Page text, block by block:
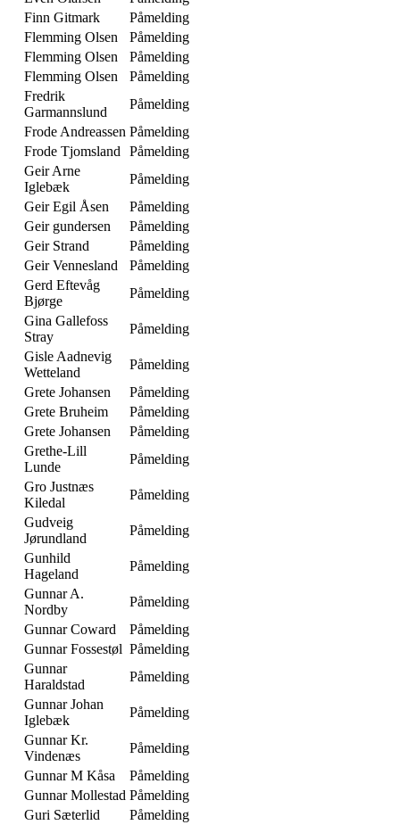
Finn Gitmark
Påmelding
Flemming Olsen
Påmelding
Flemming Olsen
Påmelding
Flemming Olsen
Påmelding
Fredrik
Garmannslund
Påmelding
Frode Andreassen Påmelding
Frode Tjomsland
Påmelding
Geir Arne
Iglebæk
Påmelding
Geir Egil Åsen
Påmelding
Geir gundersen
Påmelding
Geir Strand
Påmelding
Geir Vennesland
Påmelding
Gerd Eftevåg
Bjørge
Påmelding
Gina Gallefoss
Stray
Påmelding
Gisle Aadnevig
Wetteland
Påmelding
Grete Johansen
Påmelding
Grete Bruheim
Påmelding
Grete Johansen
Påmelding
Grethe-Lill
Lunde
Påmelding
Gro Justnæs
Kiledal
Påmelding
Gudveig
Jørundland
Påmelding
Gunhild
Hageland
Påmelding
Gunnar A.
Nordby
Påmelding
Gunnar Coward
Påmelding
Gunnar Fossestøl Påmelding
Gunnar
Haraldstad
Påmelding
Gunnar Johan
Iglebæk
Påmelding
Gunnar Kr.
Vindenæs
Påmelding
Gunnar M Kåsa
Påmelding
Gunnar Mollestad Påmelding
Guri Sæterlid
Påmelding